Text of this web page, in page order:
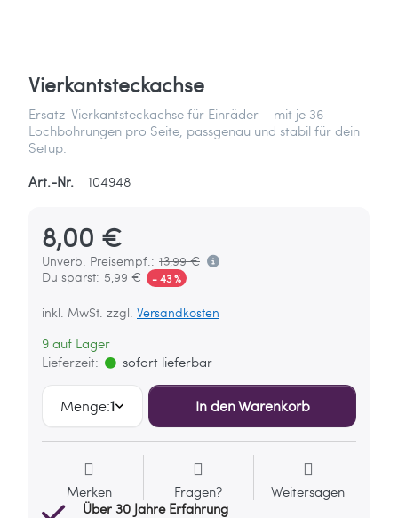
Vierkantsteckachse
Ersatz-Vierkantsteckachse für Einräder – mit je 36
Lochbohrungen pro Seite, passgenau und stabil für dein
Setup.
Art.-Nr.
104948
8,00 €
Unverb. Preisempf.: 13,99 €
Du sparst: 5,99 € - 43 %
inkl. MwSt. zzgl. Versandkosten
9 auf Lager
Lieferzeit:
sofort lieferbar
Menge:1 In den Warenkorb
Merken Fragen?
Weitersagen
Über 30 Jahre Erfahrung